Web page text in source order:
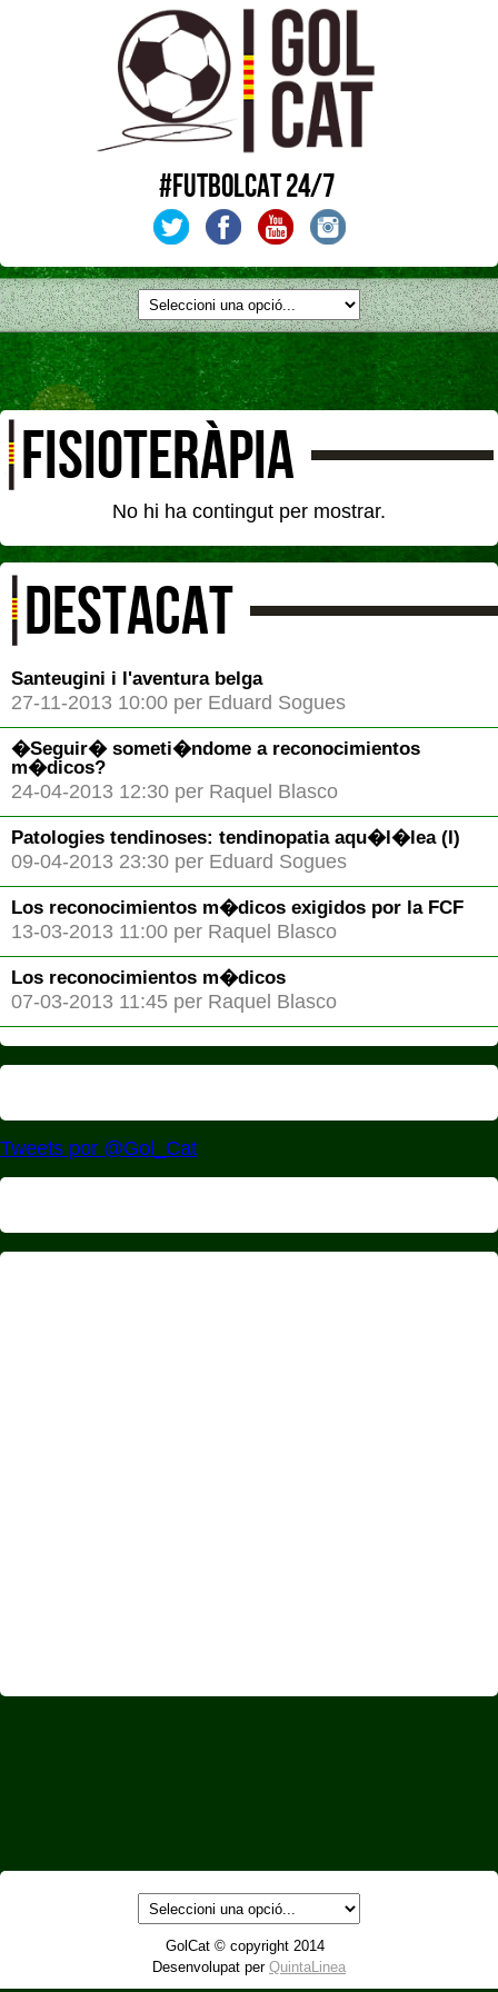
#FUTBOLCAT 24/7
FISIOTERÀPIA
No hi ha contingut per mostrar.
DESTACAT
Santeugini i l'aventura belga
27-11-2013 10:00 per Eduard Sogues
�Seguir� someti�ndome a reconocimientos
m�dicos?
24-04-2013 12:30 per Raquel Blasco
Patologies tendinoses: tendinopatia aqu�l�lea (I)
09-04-2013 23:30 per Eduard Sogues
Los reconocimientos m�dicos exigidos por la FCF
13-03-2013 11:00 per Raquel Blasco
Los reconocimientos m�dicos
07-03-2013 11:45 per Raquel Blasco
Tweets por @Gol_Cat
GolCat © copyright 2014
Desenvolupat per QuintaLinea